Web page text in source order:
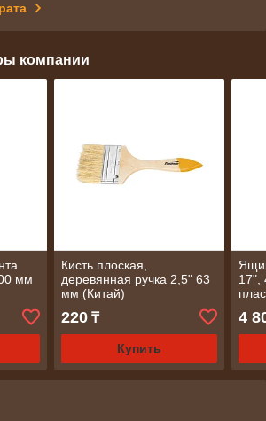
компании
мм
Кисть плоская,
деревянная ручка 2,5" 63
мм (Китай)
220₸
Купить
17",
4